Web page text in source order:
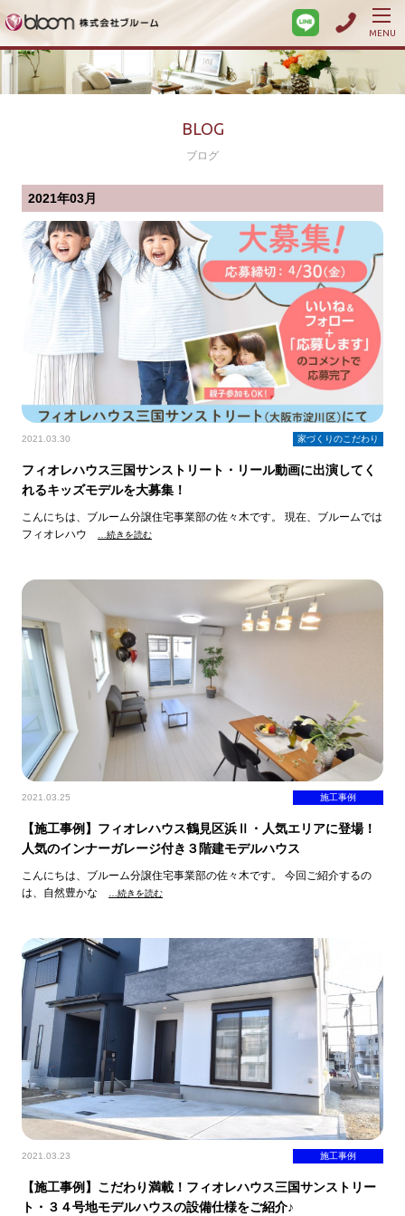
MENU
BLOG
ブログ
2021年03月
2021.03.30 家づくりのこだわり
フィオレハウス三国サンストリート・リール動画に出演してく
れるキッズモデルを大募集！
こんにちは、ブルーム分譲住宅事業部の佐々木です。 現在、ブルームでは
フィオレハウ
…続きを読む
2021.03.25 施工事例
【施工事例】フィオレハウス鶴見区浜Ⅱ・人気エリアに登場！
人気のインナーガレージ付き３階建モデルハウス
こんにちは、ブルーム分譲住宅事業部の佐々木です。 今回ご紹介するの
は、自然豊かな
…続きを読む
2021.03.23 施工事例
【施工事例】こだわり満載！フィオレハウス三国サンストリー
ト・３４号地モデルハウスの設備仕様をご紹介♪